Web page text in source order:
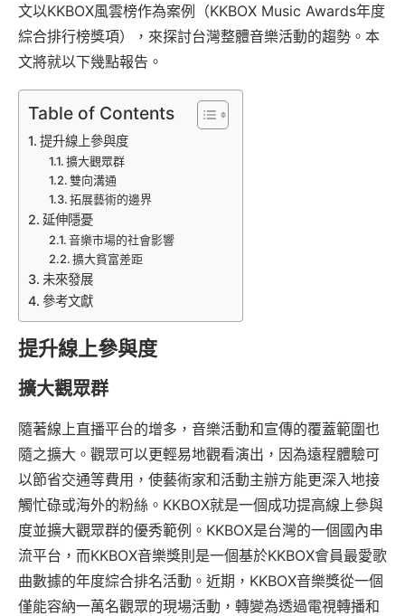
文以KKBOX風雲榜作為案例（KKBOX Music Awards年度
綜合排行榜獎項），來探討台灣整體音樂活動的趨勢。本
文將就以下幾點報告。
Table of Contents
提升線上參與度
擴大觀眾群
雙向溝通
拓展藝術的邊界
延伸隱憂
音樂市場的社會影響
擴大貧富差距
未來發展
參考文獻
提升線上參與度
擴大觀眾群
隨著線上直播平台的增多，音樂活動和宣傳的覆蓋範圍也
隨之擴大。觀眾可以更輕易地觀看演出，因為遠程體驗可
以節省交通等費用，使藝術家和活動主辦方能更深入地接
觸忙碌或海外的粉絲。KKBOX就是一個成功提高線上參與
度並擴大觀眾群的優秀範例。KKBOX是台灣的一個國內串
流平台，而KKBOX音樂獎則是一個基於KKBOX會員最愛歌
曲數據的年度綜合排名活動。近期，KKBOX音樂獎從一個
僅能容納一萬名觀眾的現場活動，轉變為透過電視轉播和